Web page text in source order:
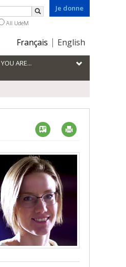
Je donne
Choix
la
langue
Français English
Search
All UdeM
YOU ARE...
Vcard